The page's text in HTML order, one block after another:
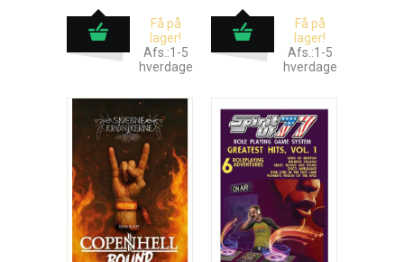
Få på
lager!
Afs.:1-5
hverdage
Få på
lager!
Afs.:1-5
hverdage